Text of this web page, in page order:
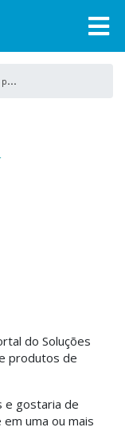
F
ábrica de pigmentos
do Soluções
produtos de
e gostaria de
uma ou mais